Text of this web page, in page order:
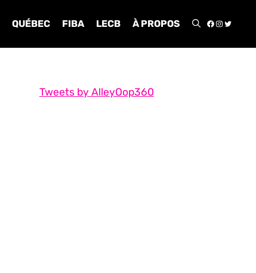
QUÉBEC FIBA LECB À PROPOS
Tweets by AlleyOop360